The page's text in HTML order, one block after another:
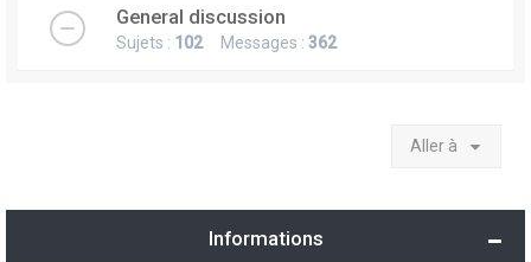
General discussion
Sujets : 102Messages : 362
Aller à
Informations